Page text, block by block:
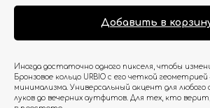
Добавить в
Иногда достаточно одного пикселя, чтобы
Бронзовое кольцо URBIO с его четкой
минимализма. Универсальный акцент для любого
луков до вечерних аутфитов. Для тех, кто